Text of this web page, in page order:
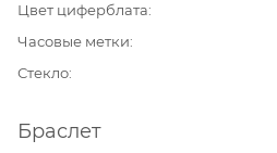
Цвет циферблата
Часовые метки
Стекло
Браслет